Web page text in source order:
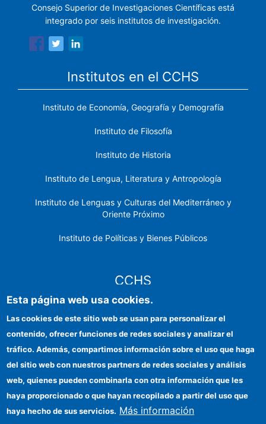
Consejo Superior de Investigaciones Científicas está
integrado por seis institutos de investigación.
Institutos en el CCHS
Instituto de Economía, Geografía y Demografía
Instituto de Filosofía
Instituto de Historia
Instituto de Lengua, Literatura y Antropología
Instituto de Lenguas y Culturas del Mediterráneo y
Oriente Próximo
Instituto de Políticas y Bienes Públicos
CCHS
Identidad institucional
Ayudas FEDER
Organismos financiadores
Esta página web usa cookies.
Las cookies de este sitio web se usan para personalizar el
contenido, ofrecer funciones de redes sociales y analizar el
tráfico. Además, compartimos información sobre el uso que haga
del sitio web con nuestros partners de redes sociales y análisis
web, quienes pueden combinarla con otra información que les
haya proporcionado o que hayan recopilado a partir del uso que
haya hecho de sus servicios. Más información